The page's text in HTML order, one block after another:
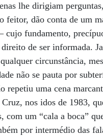
lhe dirigiam
feitor, dão conta de um
fundamento,
de ser informada.
circunstância,
não se pauta por
repetiu uma cena
nos idos de 1983,
um “cala a boca”
por intermédio das